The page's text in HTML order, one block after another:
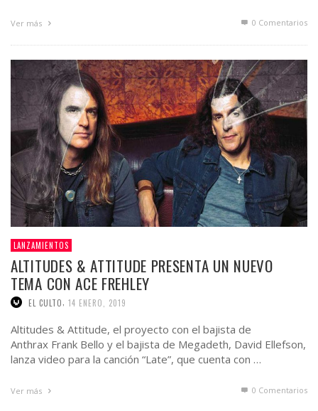
Ver más 0 Comentarios
LANZAMIENTOS
ALTITUDES & ATTITUDE PRESENTA UN NUEVO
TEMA CON ACE FREHLEY
EL CULTO 14 ENERO, 2019
Altitudes & Attitude, el proyecto con el bajista de
Anthrax Frank Bello y el bajista de Megadeth, David Ellefson,
lanza video para la canción “Late”, que cuenta con …
Ver más 0 Comentarios